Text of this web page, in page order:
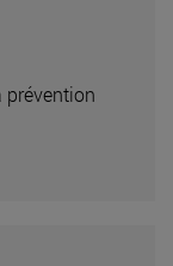
prévention